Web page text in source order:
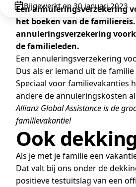
Bijgewerkt op 30 januari 2023
Een annuleringsverzekering
het boeken van de
annuleringsverzekering
de familieleden.
Een annuleringsverzekering
Dus als er iemand uit de
Speciaal voor familievakanties
andere de annuleringskosten
Allianz Global Assistance is de
familievakantie!
Ook
Als je met je familie een
Dat valt bij ons onder de
positieve testuitslag van een